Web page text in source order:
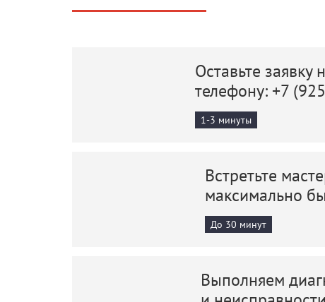
Оставьте заявку
телефону: +7
1-3 минуты
Встретьте
максимально
До 30 минут
Выполняем